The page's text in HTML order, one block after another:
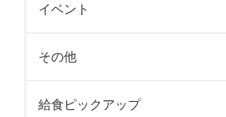
イベント
その他
給食ピックアップ